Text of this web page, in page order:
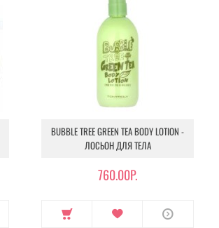
BUBBLE TREE GREEN TEA BODY LOTION -
ЛОСЬОН ДЛЯ ТЕЛА
760.00Р.